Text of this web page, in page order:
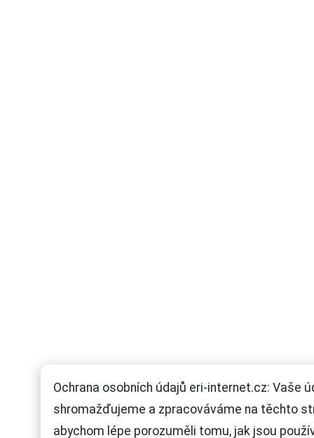
Ochrana osobních údajů eri-internet.cz: Vaše
shromažďujeme a zpracováváme na těchto
abychom lépe porozuměli tomu, jak jsou